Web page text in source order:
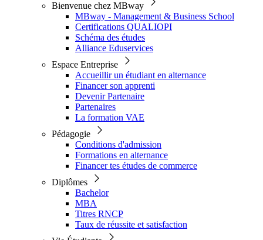
Bienvenue chez MBway
MBway - Management & Business School
Certifications QUALIOPI
Schéma des études
Alliance Eduservices
Espace Entreprise
Accueillir un étudiant en alternance
Financer son apprenti
Devenir Partenaire
Partenaires
La formation VAE
Pédagogie
Conditions d'admission
Formations en alternance
Financer tes études de commerce
Diplômes
Bachelor
MBA
Titres RNCP
Taux de réussite et satisfaction